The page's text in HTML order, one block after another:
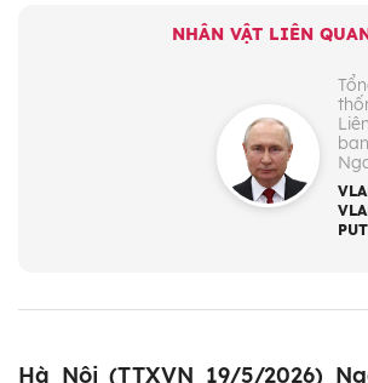
NHÂN VẬT LIÊN
Liên
Hà Nội (TTXVN 19/5/2026)